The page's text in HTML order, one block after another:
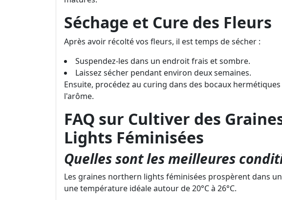
Séchage et Cure des Fleurs
Après avoir récolté vos fleurs, il est temps de sécher :
Suspendez-les dans un endroit frais et sombre.
Laissez sécher pendant environ deux semaines.
Ensuite, procédez au curing dans des bocaux
l'arôme.
FAQ sur Cultiver des
Lights Féminisées
Quelles sont les meilleures
Les graines northern lights féminisées prospèrent dans
une température idéale autour de 20°C à 26°C.